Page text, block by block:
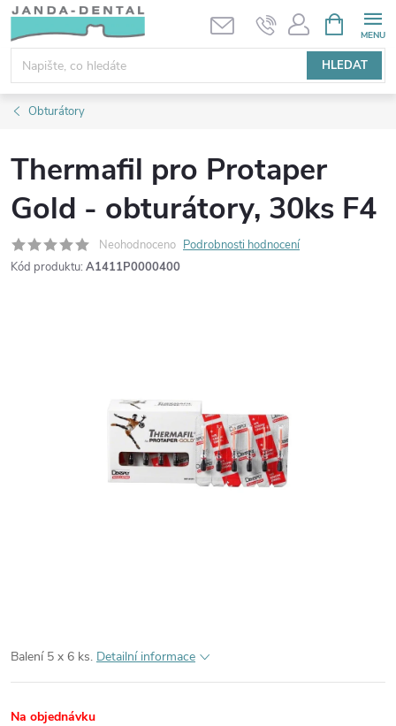
Přejít
obsah
HLEDAT
NÁKUPNÍ
KOŠÍK
Obturátory
Thermafil pro Protaper
Gold - obturátory, 30ks F4
Neohodnoceno Podrobnosti hodnocení
Kód produktu: A1411P0000400
Balení 5 x 6 ks. Detailní informace
Na objednávku